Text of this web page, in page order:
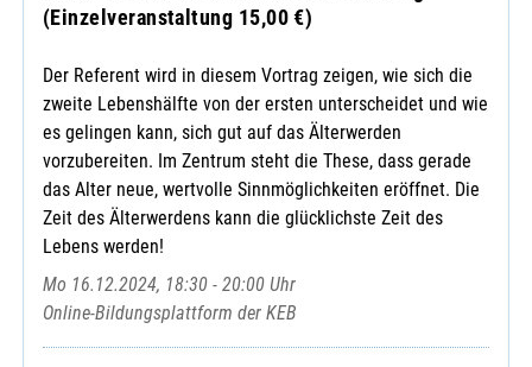
(Einzelveranstaltung 15,00 €)
Der Referent wird in diesem Vortrag zeigen, wie sich die
zweite Lebenshälfte von der ersten unterscheidet und wie
es gelingen kann, sich gut auf das Älterwerden
vorzubereiten. Im Zentrum steht die These, dass gerade
das Alter neue, wertvolle Sinnmöglichkeiten eröffnet. Die
Zeit des Älterwerdens kann die glücklichste Zeit des
Lebens werden!
Mo 16.12.2024, 18:30 - 20:00 Uhr
Online-Bildungsplattform der KEB